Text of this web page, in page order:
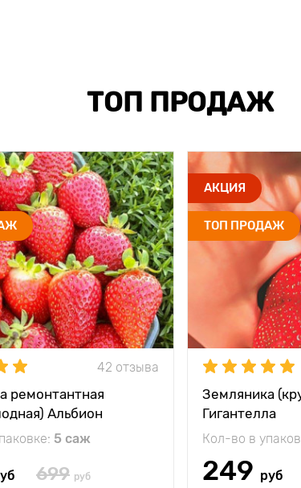
ТОП ПРОДАЖ
42 отзыва
ремонтантная
Альбион
5 саж
699 руб
АКЦИЯ
ТОП ПРОДАЖ
Земляника
Гигантелла
Кол-во в
249 руб